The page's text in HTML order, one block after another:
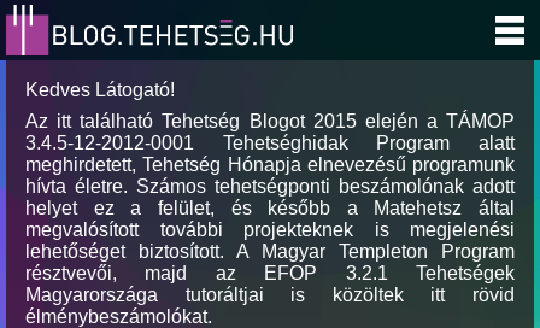
Kedves Látogató!
Az itt található Tehetség Blogot 2015 elején a TÁMOP
3.4.5-12-2012-0001 Tehetséghidak Program alatt
meghirdetett, Tehetség Hónapja elnevezésű programunk
hívta életre. Számos tehetségponti beszámolónak adott
helyet ez a felület, és később a Matehetsz által
megvalósított további projekteknek is megjelenési
lehetőséget biztosított. A Magyar Templeton Program
résztvevői, majd az EFOP 3.2.1 Tehetségek
Magyarországa tutoráltjai is közöltek itt rövid
élménybeszámolókat.